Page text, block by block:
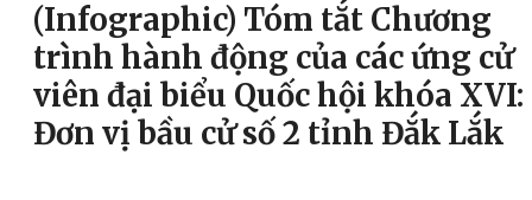
(Infographic) Tóm tắt Chương
trình hành động của các ứng cử
viên đại biểu Quốc hội khóa XVI:
Đơn vị bầu cử số 2 tỉnh Đắk Lắk